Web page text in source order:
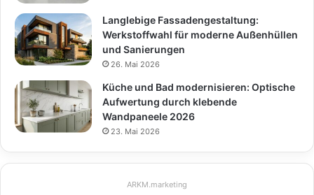
Langlebige Fassadengestaltung:
Werkstoffwahl für moderne Außenhüllen
und Sanierungen
26. Mai 2026
Küche und Bad modernisieren: Optische
Aufwertung durch klebende
Wandpaneele 2026
23. Mai 2026
ARKM.marketing